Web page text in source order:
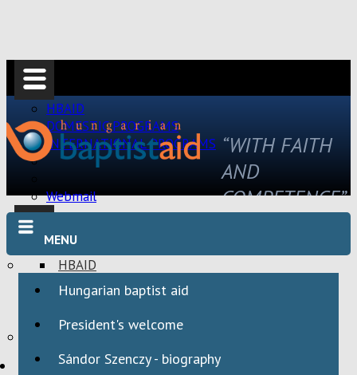
HBAID
DOMESTIC PROGRAMS
INTERNATIONAL PROGRAMS
Webmail
HBAID
DOMESTIC PROGRAMS
HBAID
“WITH FAITH
AND
COMPETENCE”
MENU
Hungarian baptist aid
President's welcome
Sándor Szenczy - biography